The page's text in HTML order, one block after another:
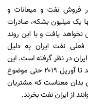
فروش نفت و میعانات و
یک میلیون بشکه، صادرات
یافت و با این روند
نفت ایران به دلیل
در نظر گرفته است. این
کشورها میزان واردات را کاهش داده‌اند و باید تا آوریل ۲۰۱۹ حتی موضوع
بدان معناست که مشتریان